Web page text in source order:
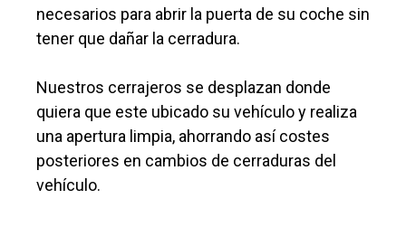
necesarios para abrir la puerta de su coche sin
tener que dañar la cerradura.
Nuestros cerrajeros se desplazan donde
quiera que este ubicado su vehículo y realiza
una apertura limpia, ahorrando así costes
posteriores en cambios de cerraduras del
vehículo.